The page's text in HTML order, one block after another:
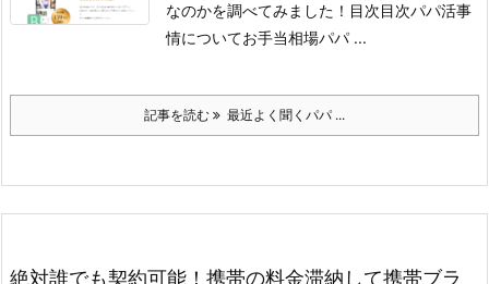
なのかを調べてみました！ 目次目次パパ活事
情についてお手当相場パパ ...
記事を読む 最近よく聞くパパ ...
絶対誰でも契約可能！携帯の料金滞納して携帯ブラ